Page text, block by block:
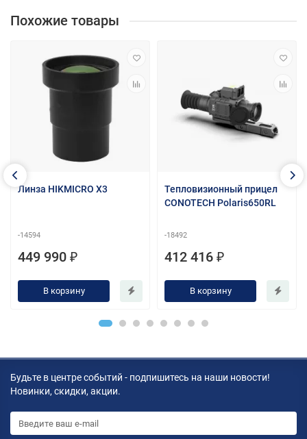
Похожие товары
Линза HIKMICRO X3
-14594
449 990 ₽
В корзину
Тепловизионный прицел
CONOTECH Polaris650RL
-18492
412 416 ₽
В корзину
Будьте в центре событий - подпишитесь на наши новости!
Новинки, скидки, акции.